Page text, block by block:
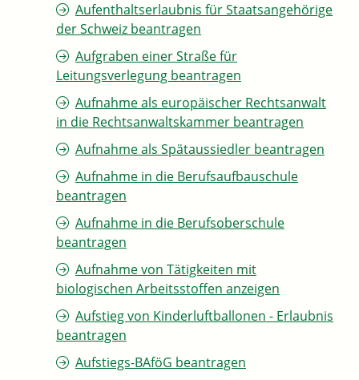
Aufenthaltserlaubnis für Staatsangehörige
der Schweiz beantragen
Aufgraben einer Straße für
Leitungsverlegung beantragen
Aufnahme als europäischer Rechtsanwalt
in die Rechtsanwaltskammer beantragen
Aufnahme als Spätaussiedler beantragen
Aufnahme in die Berufsaufbauschule
beantragen
Aufnahme in die Berufsoberschule
beantragen
Aufnahme von Tätigkeiten mit
biologischen Arbeitsstoffen anzeigen
Aufstieg von Kinderluftballonen - Erlaubnis
beantragen
Aufstiegs-BAföG beantragen